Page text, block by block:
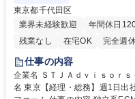
東京都千代田区
業界未経験歓迎
年間休日
残業なし
在宅OK 完全週
仕事の内容
企業名 ＳＴＪＡｄｖｉｓｏｒｓ
名 東京【経理・総務】週1日出